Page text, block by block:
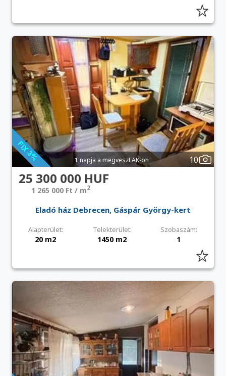
1 napja a megveszLAK-on 10
25 300 000 HUF
1 265 000 Ft / m2
Eladó ház Debrecen, Gáspár György-kert
Alapterület: Telekterület: Szobaszám:
20 m2 1450 m2 1